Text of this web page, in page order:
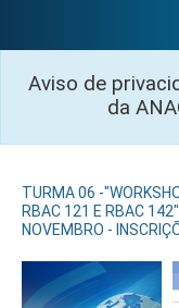
Aviso de
da
TURMA 06 -
RBAC 121 E RBAC
NOVEMBRO -